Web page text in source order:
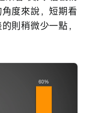
度來說，短期看
則稍微少一點，